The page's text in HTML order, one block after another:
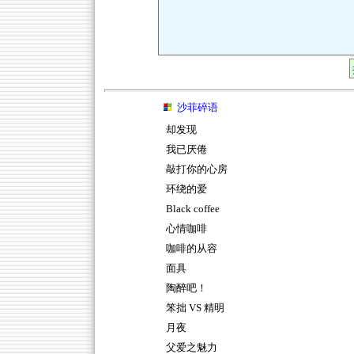
沙菲碎语
却发现
我已厌倦
敲打你的心房
环绕的爱
Black coffee
心情咖啡
咖啡的从容
面具
陶醉吧！
笨拙 VS 精明
月夜
父爱之魅力